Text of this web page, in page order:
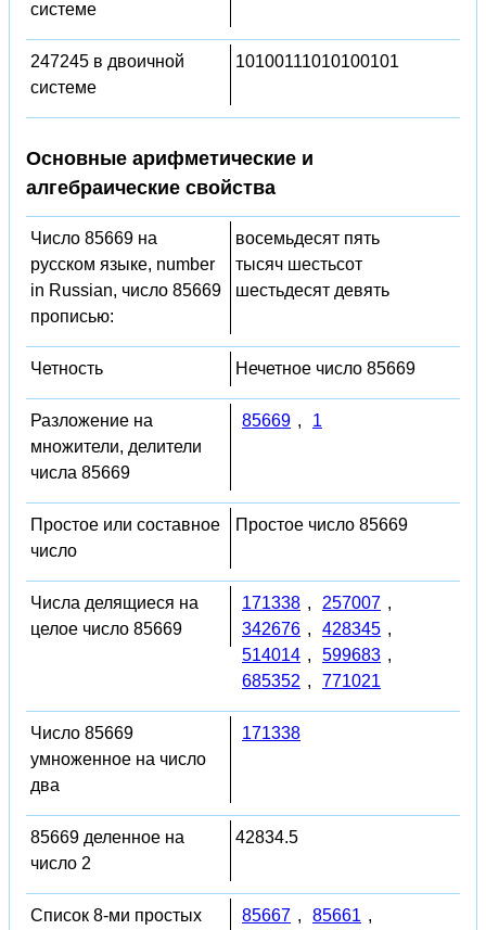
системе
247245 в двоичной
системе
10100111010100101
Основные арифметические и
алгебраические свойства
Число 85669 на
русском языке, number
in Russian, число 85669
прописью:
восемьдесят пять
тысяч шестьсот
шестьдесят девять
Четность Нечетное число 85669
Разложение на
множители, делители
числа 85669
85669 , 1
Простое или составное
число
Простое число 85669
Числа делящиеся на
целое число 85669
171338 , 257007 ,
342676 , 428345 ,
514014 , 599683 ,
685352 , 771021
Число 85669
умноженное на число
два
171338
85669 деленное на
число 2
42834.5
Список 8-ми простых
85667 , 85661 ,